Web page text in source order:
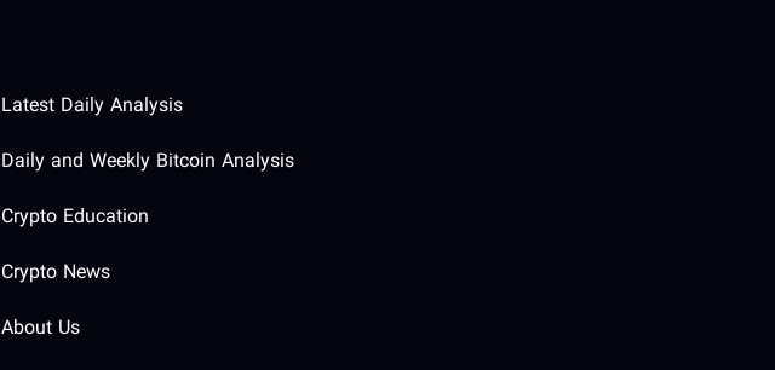
Latest Daily Analysis
Daily and Weekly Bitcoin Analysis
Crypto Education
Crypto News
About Us